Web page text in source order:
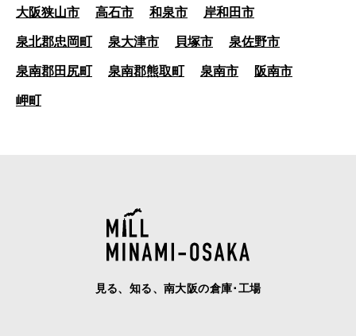
大阪狭山市 高石市 和泉市 岸和田市
泉北郡忠岡町 泉大津市 貝塚市 泉佐野市
泉南郡田尻町 泉南郡熊取町 泉南市 阪南市
岬町
見る、知る、南大阪の倉庫･工場